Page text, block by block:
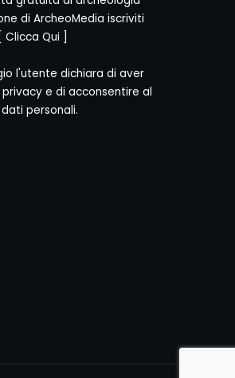
di ArcheoMedia iscriviti
Clicca Qui ]
l'utente dichiara di aver
e di acconsentire al
personali.